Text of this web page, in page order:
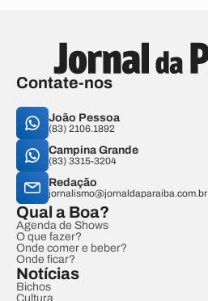
Contate-nos
João Pessoa
(83) 2106.1892
Campina Grande
(83) 3315-3204
Redação
jornalismo@jornaldaparaiba.com.br
Qual a Boa?
Agenda de Shows
O que fazer?
Onde comer e beber?
Onde ficar?
Notícias
Bichos
Cultura